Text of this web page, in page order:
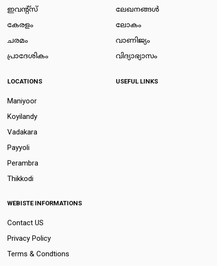
ഇവന്റ്സ്
കേരളം
ചരമം
പ്രാദേശികം
ലേഖനങ്ങള്‍
ലോകം
വാണിജ്യം
വിദ്യാഭ്യാസം
LOCATIONS
Maniyoor
Koyilandy
Vadakara
Payyoli
Perambra
Thikkodi
USEFUL LINKS
WEBISTE INFORMATIONS
Contact US
Privacy Policy
Terms & Condtions